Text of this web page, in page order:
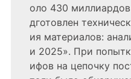
оло 430
дготовлен
ия материалов:
и 2025». При
ифов на цепочку